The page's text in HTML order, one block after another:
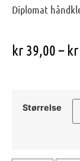
Diplomat
kr 39,00 – kr
Størrelse